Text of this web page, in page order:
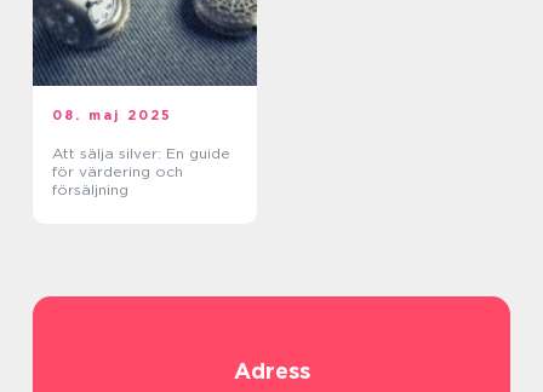
08. maj 2025
Att sälja silver: En guide
för värdering och
försäljning
Adress